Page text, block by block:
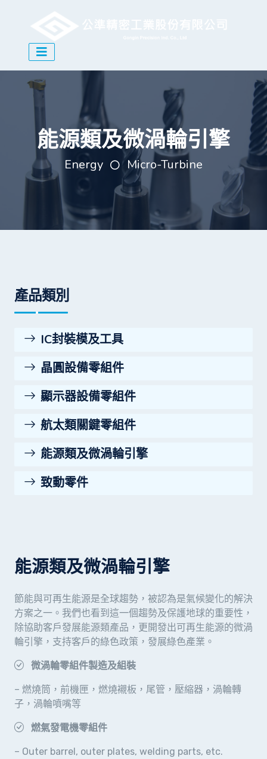
能源類及微渦輪引擎
Energy Micro-Turbine
產品類別
IC封裝模及工具
晶圓設備零組件
顯示器設備零組件
航太類關鍵零組件
能源類及微渦輪引擎
致動零件
能源類及微渦輪引擎
節能與可再生能源是全球趨勢，被認為是氣候變化的解決
方案之一。我們也看到這一個趨勢及保護地球的重要性，
除協助客戶發展能源類產品，更開發出可再生能源的微渦
輪引擎，支持客戶的綠色政策，發展綠色產業。
微渦輪零組件製造及組裝
– 燃燒筒，前機匣，燃燒襯板，尾管，壓縮器，渦輪轉
子，渦輪噴嘴等
燃氣發電機零組件
– Outer barrel, outer plates, welding parts, etc.